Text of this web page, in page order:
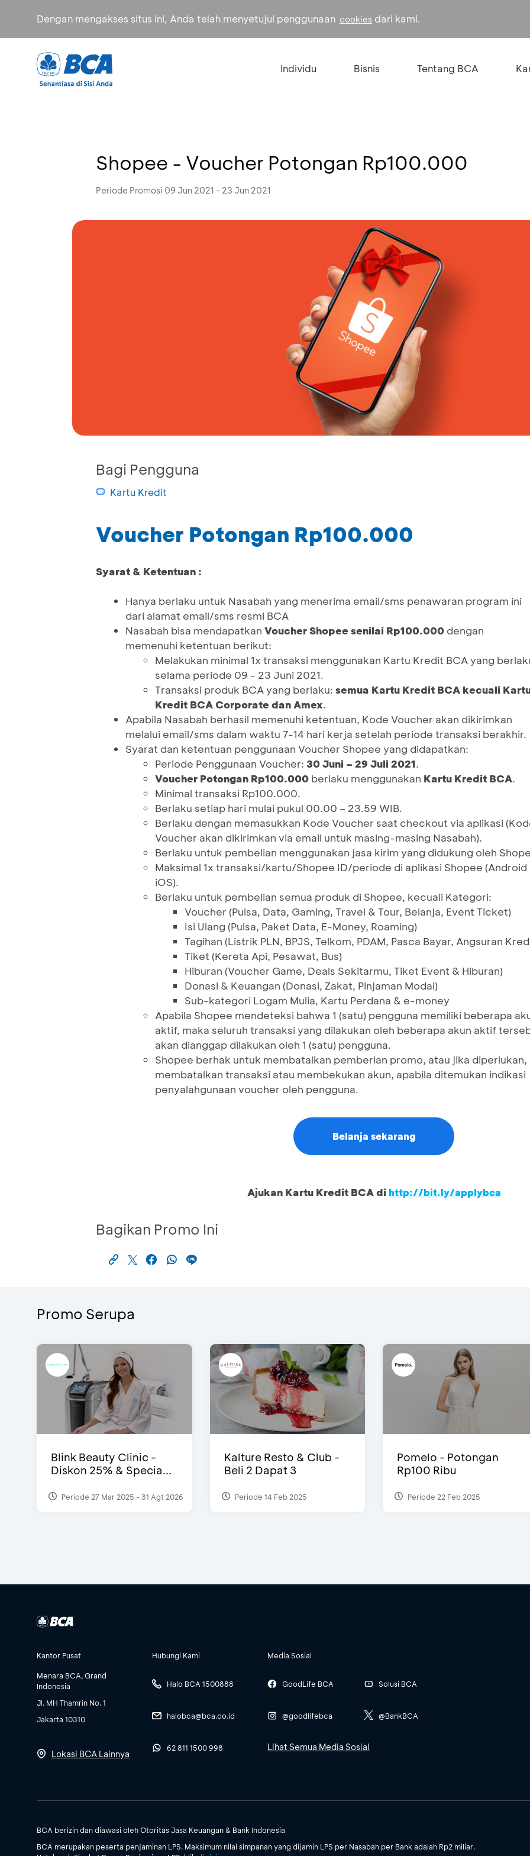
Dengan mengakses situs ini, Anda telah menyetujui penggunaan cookies dari kami.
Individu Bisnis Tentang BCA
Shopee - Voucher Potongan Rp100.000
Periode Promosi 09 Jun 2021 - 23 Jun 2021
Bagi Pengguna
Kartu Kredit
Voucher Potongan Rp100.000
Syarat & Ketentuan :
Hanya berlaku untuk Nasabah yang menerima email/sms penawaran program ini
dari alamat email/sms resmi BCA
Nasabah bisa mendapatkan Voucher Shopee senilai Rp100.000 dengan
memenuhi ketentuan berikut:
Melakukan minimal 1x transaksi menggunakan Kartu Kredit BCA yang
selama periode 09 - 23 Juni 2021.
Transaksi produk BCA yang berlaku: semua Kartu Kredit BCA kecuali
Kredit BCA Corporate dan Amex.
Apabila Nasabah berhasil memenuhi ketentuan, Kode Voucher akan dikirimkan
melalui email/sms dalam waktu 7-14 hari kerja setelah periode transaksi berakhir.
Syarat dan ketentuan penggunaan Voucher Shopee yang didapatkan:
Periode Penggunaan Voucher: 30 Juni – 29 Juli 2021.
Voucher Potongan Rp100.000 berlaku menggunakan Kartu Kredit BCA.
Minimal transaksi Rp100.000.
Berlaku setiap hari mulai pukul 00.00 – 23.59 WIB.
Berlaku dengan memasukkan Kode Voucher saat checkout via aplikasi
Voucher akan dikirimkan via email untuk masing-masing Nasabah).
Berlaku untuk pembelian menggunakan jasa kirim yang didukung oleh
Maksimal 1x transaksi/kartu/Shopee ID/periode di aplikasi Shopee (Android
iOS).
Berlaku untuk pembelian semua produk di Shopee, kecuali Kategori:
Voucher (Pulsa, Data, Gaming, Travel & Tour, Belanja, Event Ticket)
Isi Ulang (Pulsa, Paket Data, E-Money, Roaming)
Tagihan (Listrik PLN, BPJS, Telkom, PDAM, Pasca Bayar, Angsuran
Tiket (Kereta Api, Pesawat, Bus)
Hiburan (Voucher Game, Deals Sekitarmu, Tiket Event & Hiburan)
Donasi & Keuangan (Donasi, Zakat, Pinjaman Modal)
Sub-kategori Logam Mulia, Kartu Perdana & e-money
Apabila Shopee mendeteksi bahwa 1 (satu) pengguna memiliki beberapa
aktif, maka seluruh transaksi yang dilakukan oleh beberapa akun aktif
akan dianggap dilakukan oleh 1 (satu) pengguna.
Shopee berhak untuk membatalkan pemberian promo, atau jika diperlukan,
membatalkan transaksi atau membekukan akun, apabila ditemukan indikasi
penyalahgunaan voucher oleh pengguna.
Belanja sekarang
Ajukan Kartu Kredit BCA di http://bit.ly/applybca
Bagikan Promo Ini
Promo Serupa
Blink Beauty Clinic -
Diskon 25% & Specia...
Periode 27 Mar 2025 - 31 Agt 2026
Kalture Resto & Club -
Beli 2 Dapat 3
Periode 14 Feb 2025
Pomelo - Potongan
Rp100 Ribu
Periode 22 Feb 2025
Kantor Pusat
Menara BCA, Grand
Indonesia
Jl. MH Thamrin No. 1
Jakarta 10310
Lokasi BCA Lainnya
Hubungi Kami
Halo BCA 1500888
halobca@bca.co.id
62 811 1500 998
Media Sosial
GoodLife BCA
@goodlifebca
Solusi BCA
@BankBCA
Lihat Semua Media Sosial
BCA berizin dan diawasi oleh Otoritas Jasa Keuangan & Bank Indonesia
BCA merupakan peserta penjaminan LPS. Maksimum nilai simpanan yang dijamin LPS per Nasabah per Bank adalah Rp2 miliar.